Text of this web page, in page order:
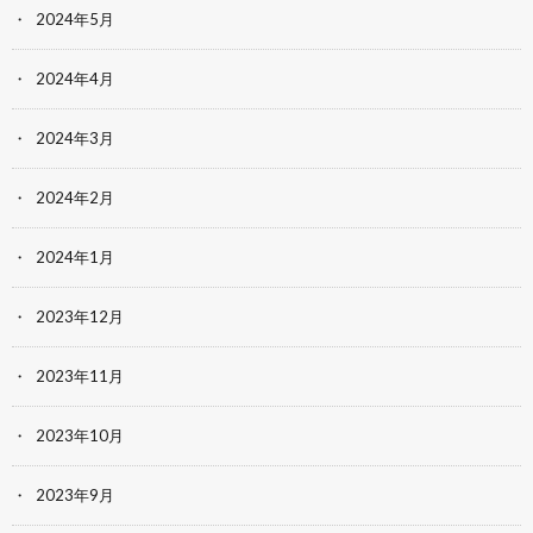
2024年5月
2024年4月
2024年3月
2024年2月
2024年1月
2023年12月
2023年11月
2023年10月
2023年9月